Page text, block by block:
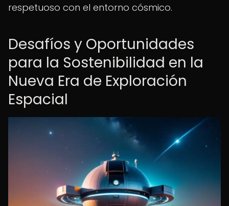
respetuoso con el entorno cósmico.
Desafíos y Oportunidades
para la Sostenibilidad en la
Nueva Era de Exploración
Espacial